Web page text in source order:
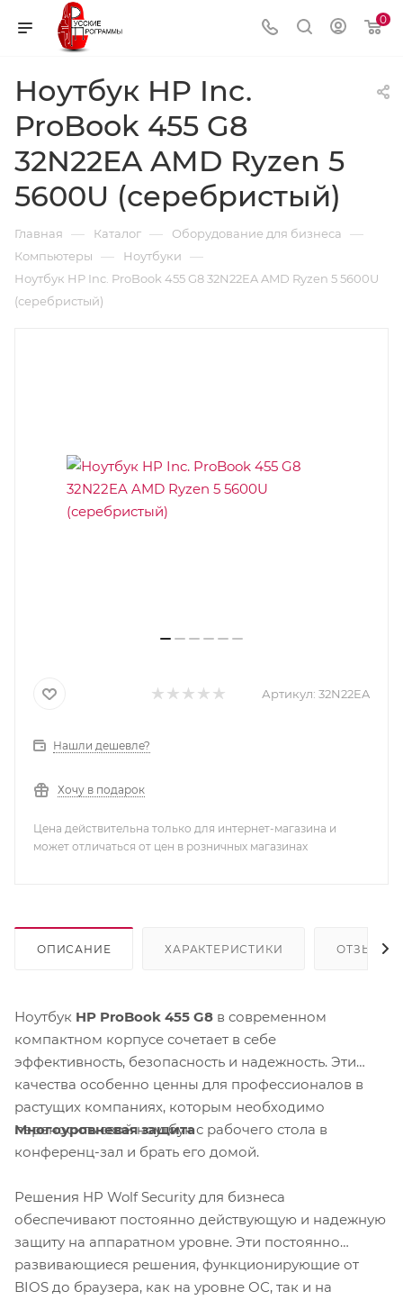
0
Ноутбук HP Inc.
ProBook 455 G8
32N22EA AMD Ryzen 5
5600U (серебристый)
Главная — Каталог — Оборудование для бизнеса —
Компьютеры — Ноутбуки —
Ноутбук HP Inc. ProBook 455 G8 32N22EA AMD Ryzen 5 5600U
(серебристый)
Артикул: 32N22EA
Нашли дешевле?
Хочу в подарок
Цена действительна только для интернет-магазина и
может отличаться от цен в розничных магазинах
ОПИСАНИЕ ХАРАКТЕРИСТИКИ ОТЗЫВЫ
Ноутбук HP ProBook 455 G8 в современном
компактном корпусе сочетает в себе
эффективность, безопасность и надежность. Эти
качества особенно ценны для профессионалов в
растущих компаниях, которым необходимо
переносить свой ноутбук с рабочего стола в
конференц-зал и брать его домой.
Многоуровневая защита
Решения HP Wolf Security для бизнеса
обеспечивают постоянно действующую и надежную
защиту на аппаратном уровне. Эти постоянно
развивающиеся решения, функционирующие от
BIOS до браузера, как на уровне ОС, так и на